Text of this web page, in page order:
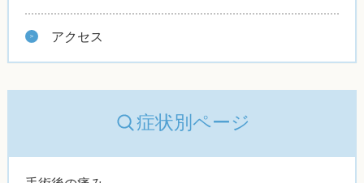
アクセス
症状別ページ